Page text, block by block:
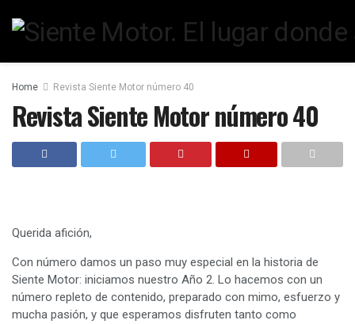
Home Revista Siente Motor número 40
Revista Siente Motor número 40
Querida afición,
Con número damos un paso muy especial en la historia de
Siente Motor: iniciamos nuestro Año 2. Lo hacemos con un
número repleto de contenido, preparado con mimo, esfuerzo y
mucha pasión, y que esperamos disfruten tanto como